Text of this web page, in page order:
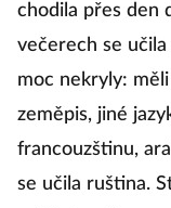
chodila přes den
večerech se
moc nekryly:
zeměpis, jiné
francouzštinu,
se učila ruština.